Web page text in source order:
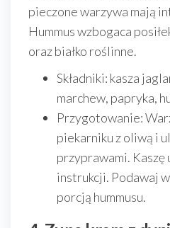
pieczone warzywa mają
Hummus wzbogaca
oraz białko roślinne.
Składniki: kasza
marchew, papryka,
Przygotowanie:
piekarniku z oliwą i
przyprawami. Kaszę
instrukcji. Podawaj
porcją hummusu.